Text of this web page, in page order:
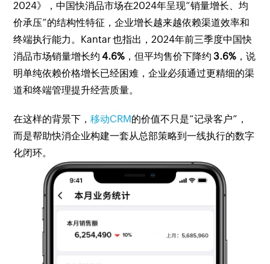
2024》，中国快消品市场在2024年呈现“销量增长、均
价承压”的结构性特征，企业增长越来越依赖渠道效率和
终端执行能力。Kantar 也指出，2024年前三季度中国快
消品市场销量增长约4.6% ，但平均售价下降约3.6% ，说
明单纯依赖价格增长已经困难，企业必须通过更精细的渠
道和终端管理提升经营质量。
在这样的背景下，移动CRM的价值不只是“记录客户”，
而是帮助快消企业构建一套从总部策略到一线执行的数字
化闭环。